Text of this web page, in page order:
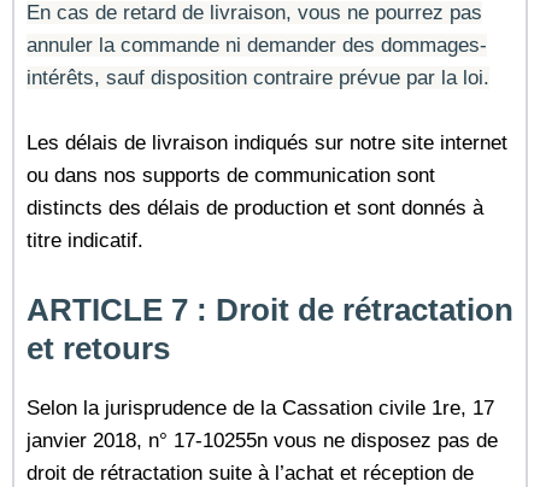
En cas de retard de livraison, vous ne pourrez pas
annuler la commande ni demander des dommages-
intérêts, sauf disposition contraire prévue par la loi.
Les délais de livraison indiqués sur notre site internet
ou dans nos supports de communication sont
distincts des délais de production et sont donnés à
titre indicatif.
ARTICLE 7 : Droit de rétractation
et retours
Selon la jurisprudence de la Cassation civile 1re, 17
janvier 2018, n° 17-10255n vous ne disposez pas de
droit de rétractation suite à l’achat et réception de